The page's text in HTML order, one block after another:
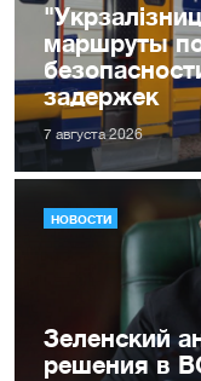
маршруты
задержек
7 августа 2026
НОВОСТИ
Зеленский
решения в